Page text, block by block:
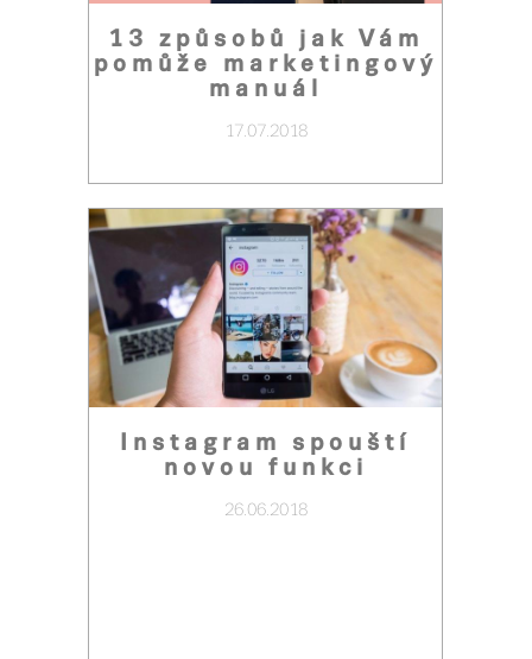
13 způsobů jak Vám
pomůže marketingový
manuál
17.07.2018
Instagram spouští
novou funkci
26.06.2018